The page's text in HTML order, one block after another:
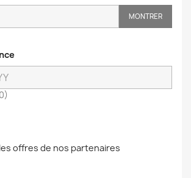
MONTRER
offres de nos partenaires
liste d'envies ×